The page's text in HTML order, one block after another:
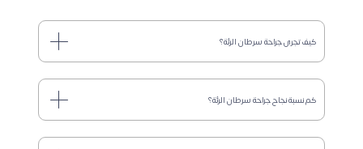
كيف تجرى جراحة سرطان الرئة؟
كم نسبة نجاح جراحة سرطان الرئة؟